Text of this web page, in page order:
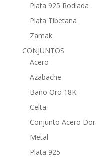
Plata 925 Rodiada
Plata Tibetana
Zamak
CONJUNTOS
Acero
Azabache
Baño Oro 18K
Celta
Conjunto Acero
Metal
Plata 925